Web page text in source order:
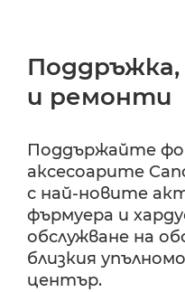
Поддръжка,
и ремонти
Поддържайте
аксесоарите
с най-новите
фърмуера и
обслужване на
близкия
център.